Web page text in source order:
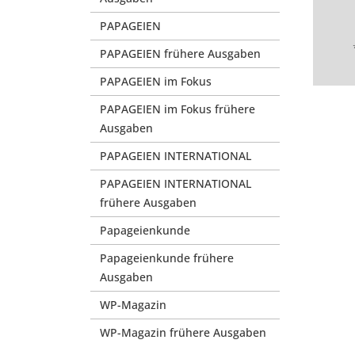
PAPAGEIEN
PAPAGEIEN frühere Ausgaben
PAPAGEIEN im Fokus
PAPAGEIEN im Fokus frühere
Ausgaben
PAPAGEIEN INTERNATIONAL
PAPAGEIEN INTERNATIONAL
frühere Ausgaben
Papageienkunde
Papageienkunde frühere
Ausgaben
WP-Magazin
WP-Magazin frühere Ausgaben